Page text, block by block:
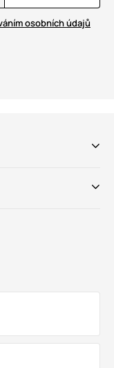
osobních údajů